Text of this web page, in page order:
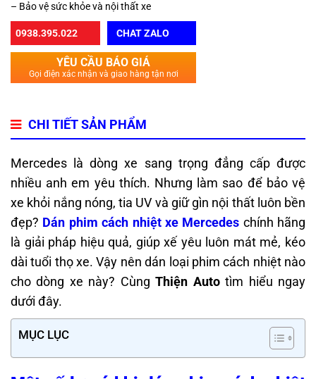
– Bảo vệ sức khỏe và nội thất xe
0938.395.022 CHAT ZALO
YÊU CẦU BÁO GIÁ
Gọi điện xác nhận và giao hàng tận nơi
CHI TIẾT SẢN PHẨM
Mercedes là dòng xe sang trọng đẳng cấp được
nhiều anh em yêu thích. Nhưng làm sao để bảo vệ
xe khỏi nắng nóng, tia UV và giữ gìn nội thất luôn bền
đẹp? Dán phim cách nhiệt xe Mercedes chính hãng
là giải pháp hiệu quả, giúp xế yêu luôn mát mẻ, kéo
dài tuổi thọ xe. Vậy nên dán loại phim cách nhiệt nào
cho dòng xe này? CùngThiện Autotìm hiểu ngay
dưới đây.
MỤC LỤC